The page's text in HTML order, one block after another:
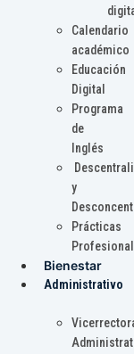
Calendario
académico
Educación
Digital
Programa
de
Inglés
y
Prácticas
Bienestar
Administrativo